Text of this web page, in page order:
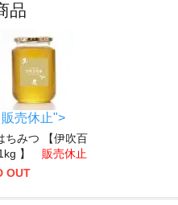
品
販売休止">
ちみつ 【伊吹百
】 販売休止
OUT